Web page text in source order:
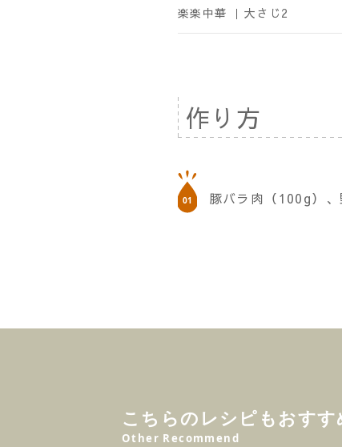
楽楽中華 ｜ 大さじ2
作り方
豚バラ肉（100g）
こちらのレシピもおすす
Other Recommend